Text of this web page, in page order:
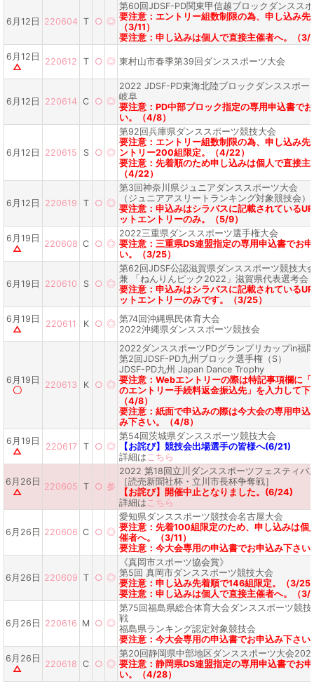
6月12日 220604 T ○ ◎
第60回JDSF-PD関東甲信越ブロックダンスス
要注意：エントリー組数制限の為、申し込み先
（3/11）
要注意：申し込みは個人で直接主催者へ。（3/
6月12日
△
220612 T ○ ◎ 東村山市春季第39回ダンススポーツ大会
6月12日 220614 C ○ ◎
2022 JDSF-PD東海北陸ブロックダンススポー
岐阜
要注意：PD中部ブロック指定の専用申込書で
い。（4/8）
6月12日 220615 S ○ ◎
第92回兵庫県ダンススポーツ競技大会
要注意：エントリー組数制限の為、申し込み
ントリー200組限定。（4/22）
要注意：先着順のため申し込みは個人で直接主
（4/22）
6月12日 220619 T ○ ◎
第3回神奈川県ジュニアダンススポーツ大会
（ジュニアアスリートランキング対象競技会）
要注意：申込みはシラバスに記載されている
ットエントリーのみ。（5/9）
6月19日
△
220608 C ○ ◎
2022三重県ダンススポーツ選手権大会
要注意：三重県DS連盟指定の専用申込書でお
い。（3/25）
6月19日 220610 S ○ ◎
第62回JDSF公認滋賀県ダンススポーツ競技大
兼 「ねんりんピック2022」滋賀県代表選考会
要注意：申込みはシラバスに記載されている
ットエントリーのみです。（3/25）
6月19日
△
220611 K ○ ◎ 第74回沖縄県民体育大会
2022沖縄県ダンススポーツ競技会
6月19日
〇
220613 K ○ ◎
2022ダンススポーツPDグランプリカップin福
第2回JDSF-PD九州ブロック選手権（S）
JDSF-PD九州 Japan Dance Trophy
要注意：Webエントリーの際は特記事項欄に
のエントリー手続料返金振込先」を入力して下
（4/8）
要注意：紙面で申込みの際は今大会の専用申込
み下さい。（4/8）
6月19日
△
220617 T ○ ◎
第54回茨城県ダンススポーツ競技大会
【お詫び】競技会出場選手の皆様へ(6/21)
詳細はこちら
6月26日
△
220605 T ○ 参
2022 第18回立川ダンススポーツフェスティバ
［読売新聞社杯・立川市長杯争奪戦］
【お詫び】開催中止となりました。(6/24)
詳細は こちら
6月26日 220606 C ○ ◎
愛知県ダンススポーツ競技会名古屋大会
要注意：先着100組限定のため、申し込みは個
催者へ。（3/11）
要注意：今大会専用の申込書でお申込み下さい
6月26日 220609 T ○ ◎
《真岡市スポーツ協会賞》
第5回 真岡市ダンススポーツ競技大会
要注意：申し込み先着順で146組限定。（3/25
要注意：申し込みは個人で直接主催者へ。（3/
6月26日 220616 M ○ ◎
第75回福島県総合体育大会ダンススポーツ競技
戦
福島県ランキング認定対象競技会
要注意：今大会専用の申込書でお申込み下さ
6月26日
△
220618 C ○ ◎
第20回静岡県中部地区ダンススポーツ大会
要注意：静岡県DS連盟指定の専用申込書でお
い。（4/28）